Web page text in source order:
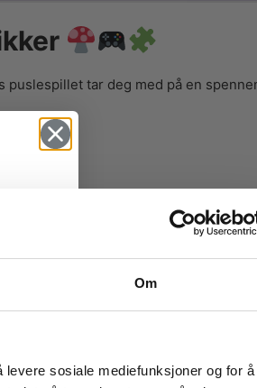
Om
sosiale mediefunksjoner og for å
tar deg med på en
TILBUD